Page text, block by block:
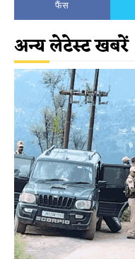
फैंस
अन्य लेटेस्ट खबरें